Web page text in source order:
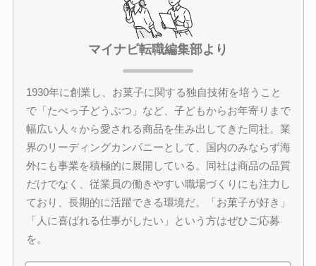
マイナビ転職編集部より
1930年に創業し、お菓子に関する独自技術を培うこと
で「たべっ子どうぶつ」など、子どもからお年寄りまで
幅広い人々から愛される商品を生み出してきた同社。業
界のリーディングカンパニーとして、国内のみならず海
外にも事業を積極的に展開している。同社は商品の品質
だけでなく、従業員の働きやすい職場づくりにも注力し
ており、長期的に活躍できる環境だ。「お菓子が好き」
「人に喜ばれる仕事がしたい」という方はぜひご応募
を。